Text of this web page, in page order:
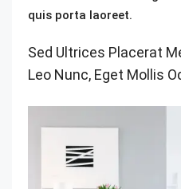
quis porta laoreet.
Sed Ultrices Placerat
Leo Nunc, Eget Mollis